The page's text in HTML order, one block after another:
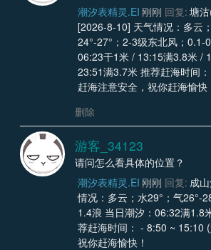
潮汐表精灵.EI 刚刚 回复: 塘
[2026-8-10] 天气情况：多云
24°-27°；2-3级东北风；0.1-
06:23干1米 / 13:15满3.8米 /
23:51满3.7米 推荐赶海时间
赶海注意安全，祝你赶海愉快
删除
游客_34123
请问怎么看具体的位置？
潮汐表精灵.EI 刚刚 回复: 成
情况：多云；水29°；气26°-
1.4浪 当日潮汐：06:32满1.8
荐赶海时间： - 8:50 ~ 15:10
祝你赶海愉快！